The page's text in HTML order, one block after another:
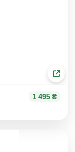
1 495 ₴